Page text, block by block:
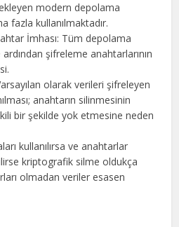
modern depolama
fazla kullanılmaktadır.
İmhası: Tüm depolama
şifreleme anahtarlarının
olarak verileri şifreleyen
anahtarın silinmesinin
bir şekilde yok etmesine neden
kullanılırsa ve anahtarlar
kriptografik silme oldukça
olmadan veriler esasen